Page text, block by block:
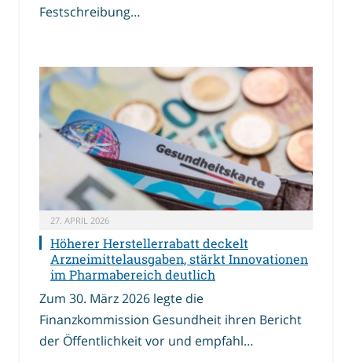
Festschreibung…
27. APRIL 2026
Höherer Herstellerrabatt deckelt
Arzneimittelausgaben, stärkt Innovationen
im Pharmabereich deutlich
Zum 30. März 2026 legte die
Finanzkommission Gesundheit ihren Bericht
der Öffentlichkeit vor und empfahl…